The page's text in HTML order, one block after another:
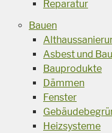
Reparatur
Bauen
Asbest und
Bauprodukte
Dämmen
Fenster
Heizsysteme